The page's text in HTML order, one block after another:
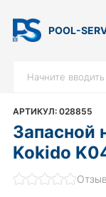
POOL-
АРТИКУЛ: 028855
Запасной
Kokido